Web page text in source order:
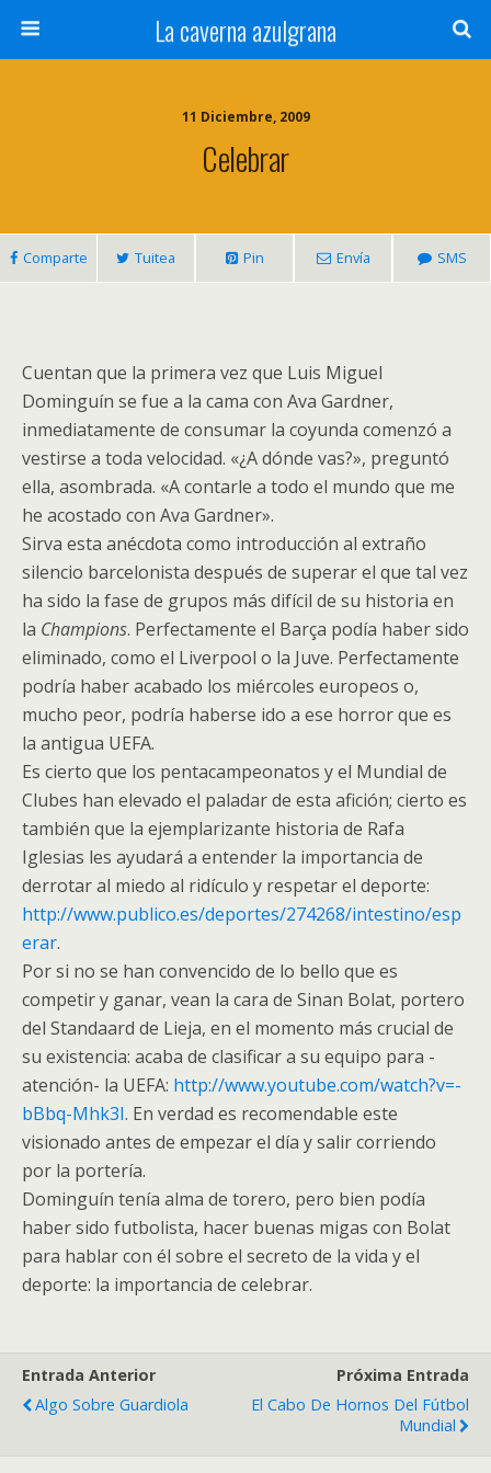
La caverna azulgrana
11 Diciembre, 2009
Celebrar
Comparte Tuitea Pin Envía SMS
Cuentan que la primera vez que Luis Miguel
Dominguín se fue a la cama con Ava Gardner,
inmediatamente de consumar la coyunda comenzó a
vestirse a toda velocidad. «¿A dónde vas?», preguntó
ella, asombrada. «A contarle a todo el mundo que me
he acostado con Ava Gardner».
Sirva esta anécdota como introducción al extraño
silencio barcelonista después de superar el que tal vez
ha sido la fase de grupos más difícil de su historia en
la Champions. Perfectamente el Barça podía haber sido
eliminado, como el Liverpool o la Juve. Perfectamente
podría haber acabado los miércoles europeos o,
mucho peor, podría haberse ido a ese horror que es
la antigua UEFA.
Es cierto que los pentacampeonatos y el Mundial de
Clubes han elevado el paladar de esta afición; cierto es
también que la ejemplarizante historia de Rafa
Iglesias les ayudará a entender la importancia de
derrotar al miedo al ridículo y respetar el deporte:
http://www.publico.es/deportes/274268/intestino/esp
erar.
Por si no se han convencido de lo bello que es
competir y ganar, vean la cara de Sinan Bolat, portero
del Standaard de Lieja, en el momento más crucial de
su existencia: acaba de clasificar a su equipo para -
atención- la UEFA: http://www.youtube.com/watch?v=-
bBbq-Mhk3I. En verdad es recomendable este
visionado antes de empezar el día y salir corriendo
por la portería.
Dominguín tenía alma de torero, pero bien podía
haber sido futbolista, hacer buenas migas con Bolat
para hablar con él sobre el secreto de la vida y el
deporte: la importancia de celebrar.
Entrada Anterior
Algo Sobre Guardiola
Próxima Entrada
El Cabo De Hornos Del Fútbol
Mundial